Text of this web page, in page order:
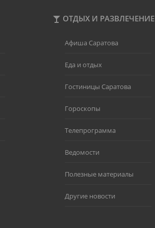
ОТДЫХ И РАЗВЛЕЧЕНИЕ
Афиша Саратова
Еда и отдых
Гостиницы Саратова
Гороскопы
Телепрограмма
Ведомости
Полезные материалы
Другие новости